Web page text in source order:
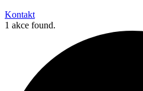
Kontakt
1 akce found.